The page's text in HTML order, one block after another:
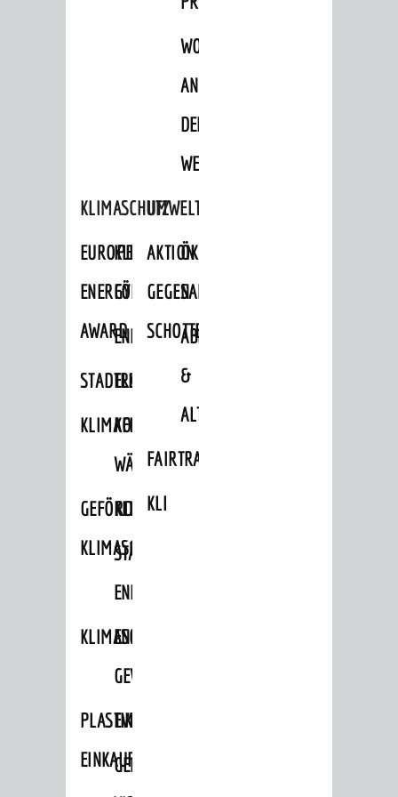
WOHNBEBAUUNG
AN
DER
WEINBERGSTRASSE
KLIMASCHUTZ
EUROPEAN
ENERGY
AWARD
KLIMASCHUTZ-
FÖRDERPROGRAMME
ENERGIEBERATUNG
STADTRADELN
ELEKTROMOBILITÄTSBERATUNG
KLIMAFITKOMMUNALE
WÄRMEPLANUNG
GEFÖRDERTE
KLIMASCHUTZMASSNAHMEN
KLIMASCHUTZKONZEPT
STÄDTISCHES
ENERGIEMANAGEMENT
KLIMASCHUTZKOMMISSION
ENERGIEKARAWANE
GEWERBE
PLASTIKTÜTENFREIE
EINKAUFSSTADT
EVENTS
GEMEINSAME
UMWELTSCHUTZ
AKTION
GEGEN
SCHOTTERGÄRTEN
ÖKOLOGISCHE
SANIERUNG/WAIDSEE
ABFALL
&
ALTLASTEN
FAIRTRADE
KLEIDERTAUSCHBÖRSE